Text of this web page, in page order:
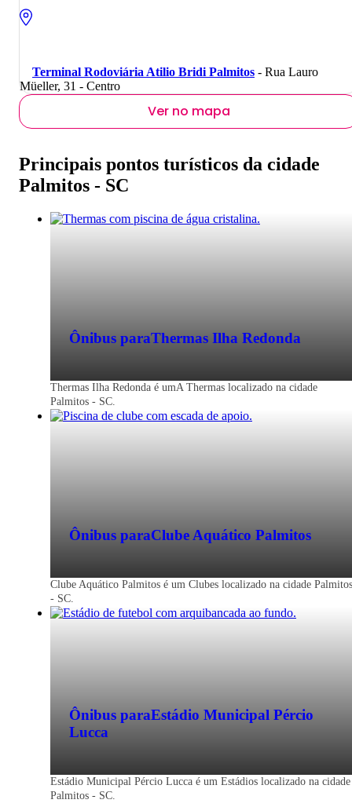
Terminal Rodoviária Atilio Bridi Palmitos - Rua Lauro
Müeller, 31 - Centro
Ver no mapa
Principais pontos turísticos da cidade
Palmitos - SC
Ônibus paraThermas Ilha Redonda
Thermas Ilha Redonda é umA Thermas localizado na cidade
Palmitos - SC.
Ônibus paraClube Aquático Palmitos
Clube Aquático Palmitos é um Clubes localizado na cidade Palmitos
- SC.
Ônibus paraEstádio Municipal Pércio
Lucca
Estádio Municipal Pércio Lucca é um Estádios localizado na cidade
Palmitos - SC.